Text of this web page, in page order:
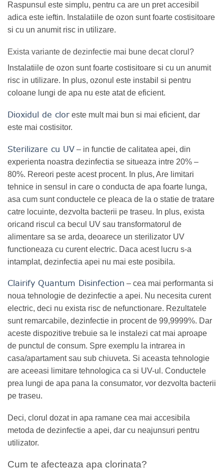
Raspunsul este simplu, pentru ca are un pret accesibil
adica este ieftin. Instalatiile de ozon sunt foarte costisitoare
si cu un anumit risc in utilizare.
Exista variante de dezinfectie mai bune decat clorul?
Instalatiile de ozon sunt foarte costisitoare si cu un anumit
risc in utilizare. In plus, ozonul este instabil si pentru
coloane lungi de apa nu este atat de eficient.
Dioxidul de clor este mult mai bun si mai eficient, dar
este mai costisitor.
Sterilizare cu UV – in functie de calitatea apei, din
experienta noastra dezinfectia se situeaza intre 20% –
80%. Rereori peste acest procent. In plus, Are limitari
tehnice in sensul in care o conducta de apa foarte lunga,
asa cum sunt conductele ce pleaca de la o statie de tratare
catre locuinte, dezvolta bacterii pe traseu. In plus, exista
oricand riscul ca becul UV sau transformatorul de
alimentare sa se arda, deoarece un sterilizator UV
functioneaza cu curent electric. Daca acest lucru s-a
intamplat, dezinfectia apei nu mai este posibila.
Clairify Quantum Disinfection – cea mai performanta si
noua tehnologie de dezinfectie a apei. Nu necesita curent
electric, deci nu exista risc de nefunctionare. Rezultatele
sunt remarcabile, dezinfectie in procent de 99,9999%. Dar
aceste dispozitive trebuie sa le instalezi cat mai aproape
de punctul de consum. Spre exemplu la intrarea in
casa/apartament sau sub chiuveta. Si aceasta tehnologie
are aceeasi limitare tehnologica ca si UV-ul. Conductele
prea lungi de apa pana la consumator, vor dezvolta bacterii
pe traseu.
Deci, clorul dozat in apa ramane cea mai accesibila
metoda de dezinfectie a apei, dar cu neajunsuri pentru
utilizator.
Cum te afecteaza apa clorinata?